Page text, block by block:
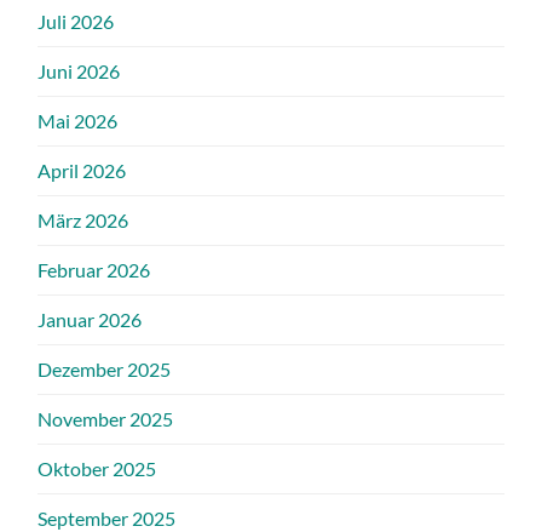
Juli 2026
Juni 2026
Mai 2026
April 2026
März 2026
Februar 2026
Januar 2026
Dezember 2025
November 2025
Oktober 2025
September 2025